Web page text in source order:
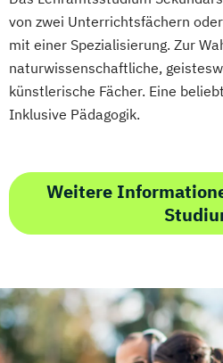
von zwei Unterrichtsfächern
mit einer Spezialisierung. Zur
naturwissenschaftliche,
künstlerische Fächer. Eine
Inklusive Pädagogik.
Weitere